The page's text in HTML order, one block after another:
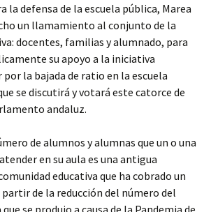
la defensa de la escuela pública, Marea
un llamamiento al conjunto de la
docentes, familias y alumnado, para
su apoyo a la iniciativa
la bajada de ratio en la escuela
se discutirá y votará este catorce de
andaluz.
de alumnos y alumnas que un o una
en su aula es una antigua
educativa que ha cobrado un
de la reducción del número del
se produjo a causa de la Pandemia de